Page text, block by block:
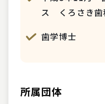
ス くろさき歯
歯学博士
所属団体